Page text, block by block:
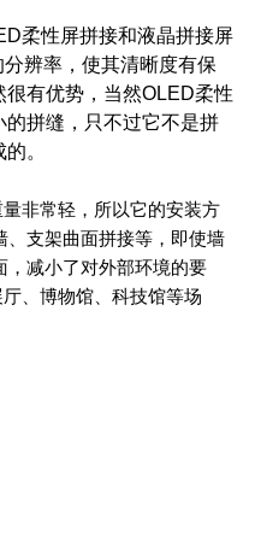
柔性屏拼接和液晶拼接屏
辨率，使其清晰度有保
有优势，当然OLED柔性
的拼缝，只不过它不是拼
。
非常轻，所以它的安装方
、支架曲面拼接等，即使墙
，减小了对外部环境的要
、博物馆、科技馆等场